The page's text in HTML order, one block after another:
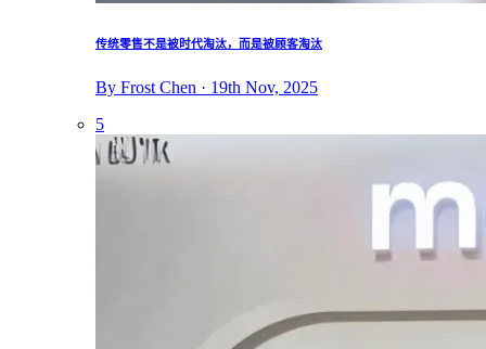
传统零售不是被时代淘汰，而是被顾客淘汰
By Frost Chen · 19th Nov, 2025
5